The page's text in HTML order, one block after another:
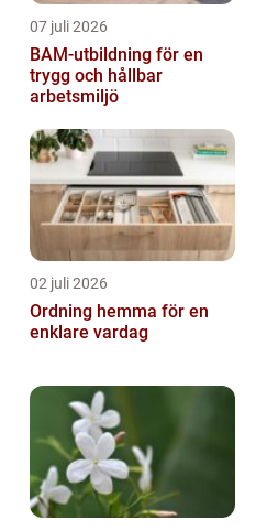
07 juli 2026
BAM-utbildning för en
trygg och hållbar
arbetsmiljö
02 juli 2026
Ordning hemma för en
enklare vardag